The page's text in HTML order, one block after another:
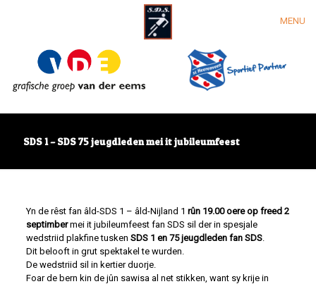
MENU
SDS 1 – SDS 75 jeugdleden mei it jubileumfeest
Yn de rêst fan âld-SDS 1 – âld-Nijland 1 rûn 19.00 oere op freed 2
septimbermei it jubileumfeest fan SDS sil der in spesjale
wedstriid plakfine tusken SDS 1 en 75 jeugdleden fan SDS.
Dit belooft in grut spektakel te wurden.
De wedstriid sil in kertier duorje.
Foar de bern kin de jûn sawisa al net stikken, want sy krije in